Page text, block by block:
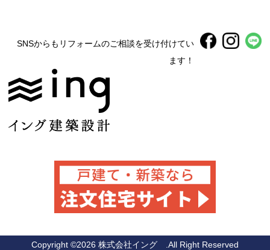
SNSからもリフォームのご相談を受け付けてい
ます！
Copyright ©2026 株式会社イング .All Right Reserved